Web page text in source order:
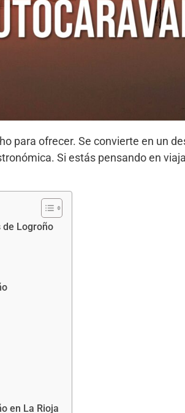
para ofrecer. Se convierte en un
Si estás pensando en
de Logroño
en La Rioja